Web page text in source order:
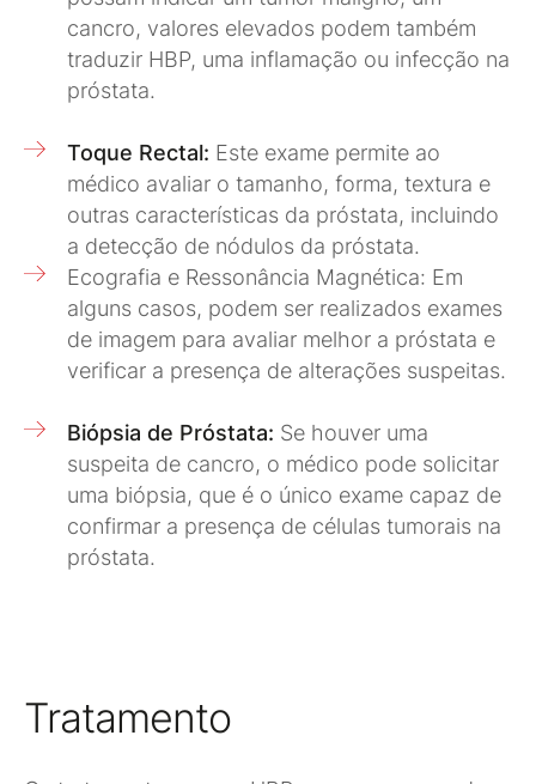
cancro, valores elevados podem também
traduzir HBP, uma inflamação ou infecção na
próstata.
Toque Rectal: Este exame permite ao
médico avaliar o tamanho, forma, textura e
outras características da próstata, incluindo
a detecção de nódulos da próstata.
Ecografia e Ressonância Magnética: Em
alguns casos, podem ser realizados exames
de imagem para avaliar melhor a próstata e
verificar a presença de alterações suspeitas.
Biópsia de Próstata: Se houver uma
suspeita de cancro, o médico pode solicitar
uma biópsia, que é o único exame capaz de
confirmar a presença de células tumorais na
próstata.
Tratamento